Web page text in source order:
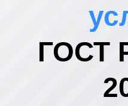
ГОСТ